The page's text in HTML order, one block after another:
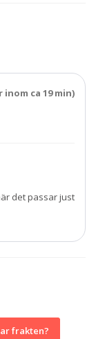
inom ca 19 min)
det passar just
frakten?